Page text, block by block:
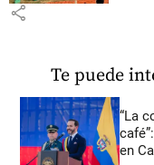
share
Te puede
“La
en